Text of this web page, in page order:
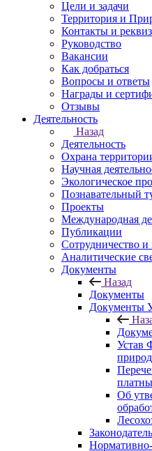
Цели и задачи
Территория и
Контакты и
Руководство
Вакансии
Как добраться
Вопросы и ответы
Награды и
Отзывы
Деятельность
Назад
Деятельность
Охрана
Научная
Экологическое
Познавательный
Проекты
Международная
Публикации
Сотрудничество
Аналитические
Документы
Назад
Документы
Документы
Устав
Об